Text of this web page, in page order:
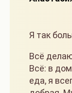
Я так
Всё
Всё: в
еда, я